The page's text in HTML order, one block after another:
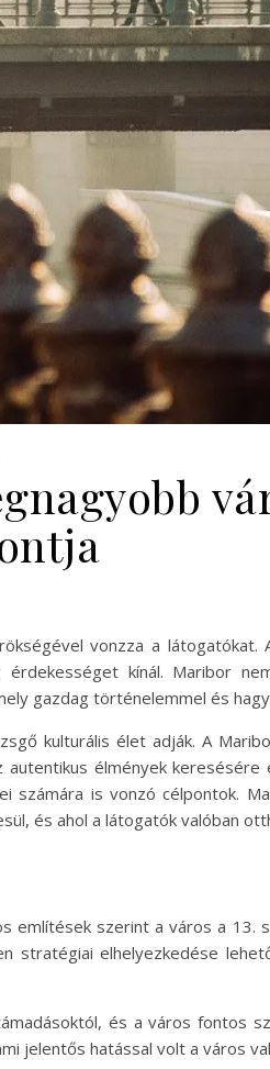
vonzza a látogatókat.
kínál. Maribor
gazdag történelemmel és
kulturális élet adják. A
élmények keresésére
számára is vonzó célpontok.
és ahol a látogatók valóban
szerint a város a 13.
stratégiai elhelyezkedése
és a város fontos
jelentős hatással volt a város